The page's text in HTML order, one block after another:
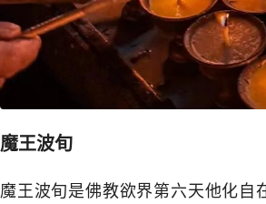
魔王波旬
魔王波旬是佛教欲界第六天他化